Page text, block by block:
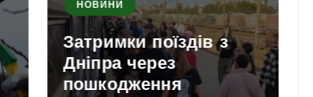
НОВИНИ
Затримки поїздів з
Дніпра через
пошкодження